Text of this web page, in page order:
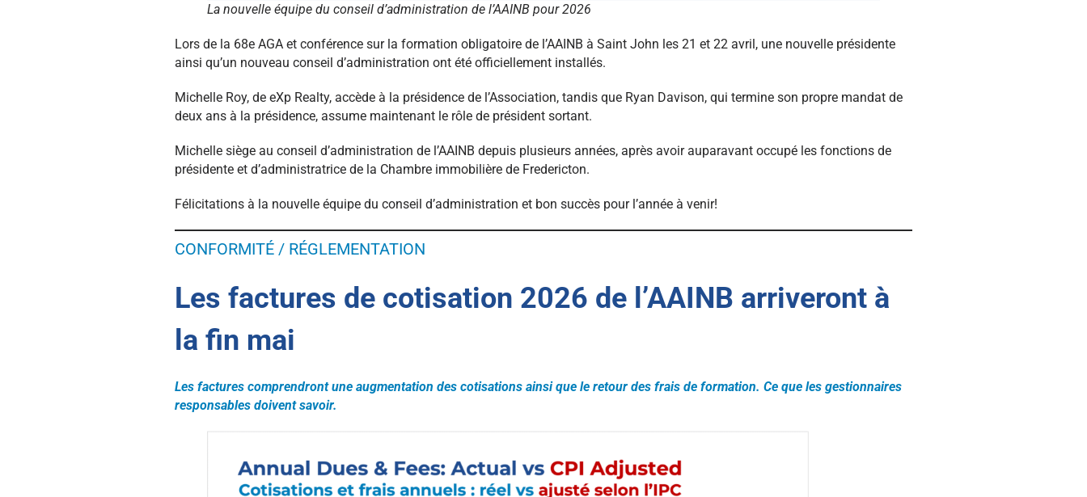
La nouvelle équipe du conseil d’administration de l’AAINB pour 2026
Lors de la 68e AGA et conférence sur la formation obligatoire de l’AAINB à Saint John les 21 et 22 avril, une nouvelle présidente
ainsi qu’un nouveau conseil d’administration ont été officiellement installés.
Michelle Roy, de eXp Realty, accède à la présidence de l’Association, tandis que Ryan Davison, qui termine son propre mandat de
deux ans à la présidence, assume maintenant le rôle de président sortant.
Michelle siège au conseil d’administration de l’AAINB depuis plusieurs années, après avoir auparavant occupé les fonctions de
présidente et d’administratrice de la Chambre immobilière de Fredericton.
Félicitations à la nouvelle équipe du conseil d’administration et bon succès pour l’année à venir!
CONFORMITÉ / RÉGLEMENTATION
Les factures de cotisation 2026 de l’AAINB arriveront à
la fin mai
Les factures comprendront une augmentation des cotisations ainsi que le retour des frais de formation. Ce que les gestionnaires
responsables doivent savoir.